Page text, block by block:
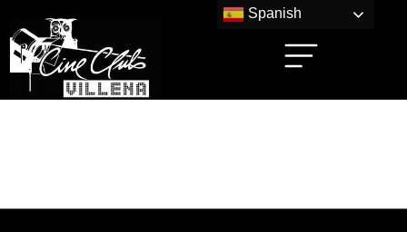
Spanish